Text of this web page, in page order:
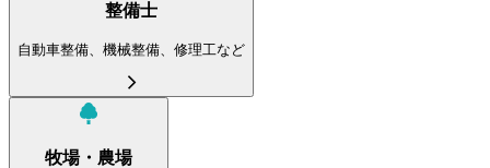
整備士
自動車整備、機械整備、修理工など
牧場・農場